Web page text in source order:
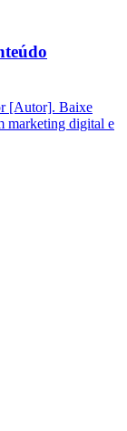
[Autor]. Baixe
marketing digital e